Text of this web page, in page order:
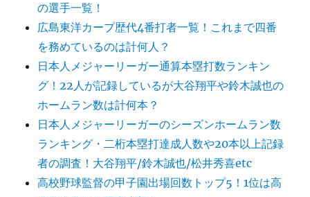
の選手一覧！
広島東洋カープ歴代4番打者一覧！これまで四番
を務めているのは計何人？
日本人メジャーリーガー通算本塁打数ランキン
グ！22人が記録しているが大谷翔平や鈴木誠也の
ホームラン数は計何本？
日本人メジャーリーガーのシーズンホームラン数
ランキング・二桁本塁打達成人数や20本以上記録
者の調査！大谷翔平/鈴木誠也/松井秀喜etc
高校野球監督の甲子園出場回数トップ5！1位は高